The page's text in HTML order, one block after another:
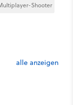
Shooter
alle anzeigen